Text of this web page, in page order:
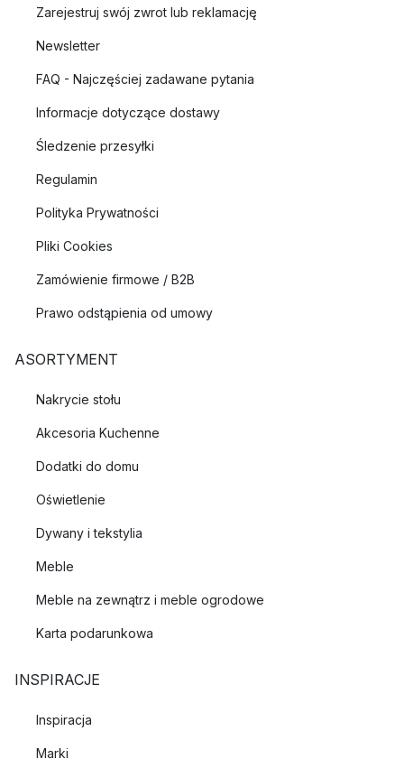
Zarejestruj swój zwrot lub reklamację
Newsletter
FAQ - Najczęściej zadawane pytania
Informacje dotyczące dostawy
Śledzenie przesyłki
Regulamin
Polityka Prywatności
Pliki Cookies
Zamówienie firmowe / B2B
Prawo odstąpienia od umowy
ASORTYMENT
Nakrycie stołu
Akcesoria Kuchenne
Dodatki do domu
Oświetlenie
Dywany i tekstylia
Meble
Meble na zewnątrz i meble ogrodowe
Karta podarunkowa
INSPIRACJE
Inspiracja
Marki